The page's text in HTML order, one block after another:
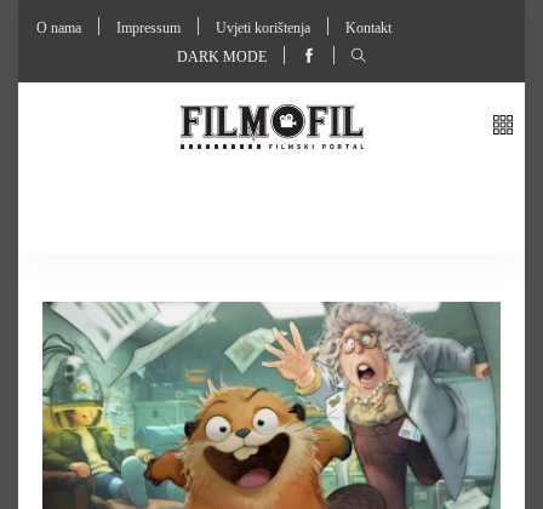
O nama Impressum Uvjeti korištenja
Kontakt
DARK MODE